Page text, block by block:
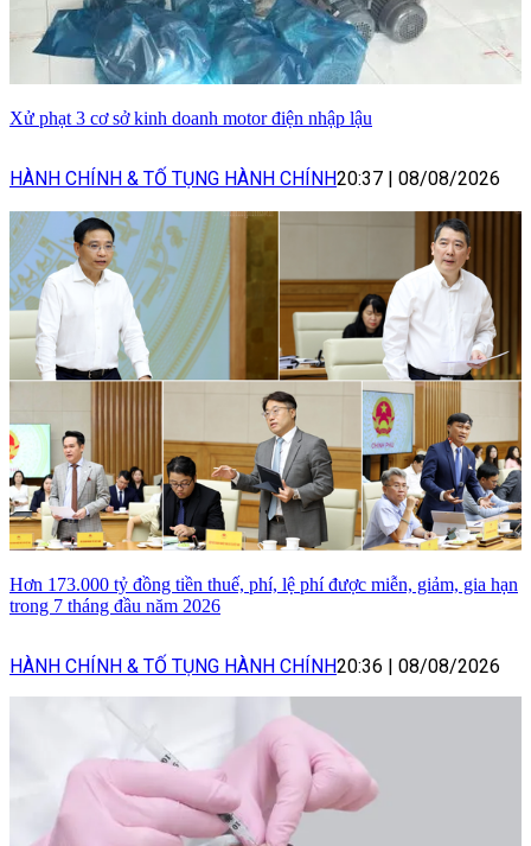
Xử phạt 3 cơ sở kinh doanh motor điện nhập lậu
HÀNH CHÍNH & TỐ TỤNG HÀNH CHÍNH20:37 08/08/2026
Hơn 173.000 tỷ đồng tiền thuế, phí, lệ phí được miễn, giảm, gia hạn
trong 7 tháng đầu năm 2026
HÀNH CHÍNH & TỐ TỤNG HÀNH CHÍNH20:36 08/08/2026